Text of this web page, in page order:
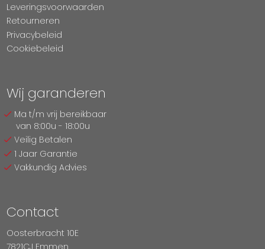
Leveringsvoorwaarden
Retourneren
Privacybeleid
Cookiebeleid
Wij garanderen
Ma t/m vrij bereikbaar
van 8:00u - 18:00u
Veilig Betalen
1 Jaar Garantie
Vakkundig Advies
Contact
Oosterbracht 10E
7821CJ Emmen